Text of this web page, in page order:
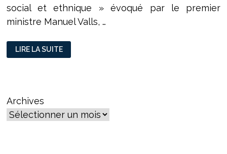
social et ethnique » évoqué par le premier
ministre Manuel Valls, …
ZYED
ET
BOUNA,
LIRE LA SUITE
Archives